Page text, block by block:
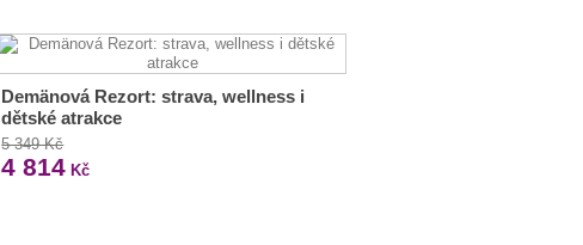
Demänová Rezort: strava, wellness i
dětské atrakce
5 349 Kč
4 814 Kč